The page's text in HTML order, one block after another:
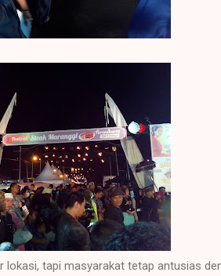
tapi masyarakat tetap antusias